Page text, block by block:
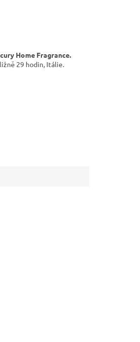
Home Fragrance.
29 hodin, Itálie.